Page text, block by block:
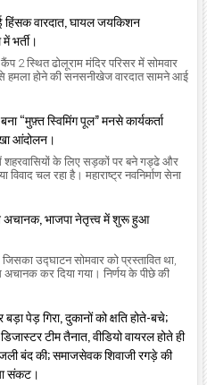
हिंसक वारदात, घायल जयकिशन
भर्ती।
2 स्थित ढोलूराम मंदिर परिसर में सोमवार
हमला होने की सनसनीखेज वारदात सामने आई
“मुफ़्त स्विमिंग पूल” मनसे कार्यकर्ता
आंदोलन।
शहरवासियों के लिए सड़कों पर बने गड्ढे और
चल रहा है। महाराष्ट्र नवनिर्माण सेना
अचानक, भाजपा नेतृत्त्व में शुरू हुआ
उद्घाटन सोमवार को प्रस्तावित था,
कर दिया गया। निर्णय के पीछे की
पेड़ गिरा, दुकानों को क्षति होते-बचे;
टीम तैनात, वीडियो वायरल होते ही
बंद की; समाजसेवक शिवाजी रगड़े की
संकट।